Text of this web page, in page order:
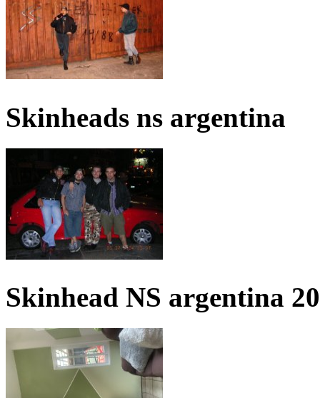
Skinheads ns argentina
Skinhead NS argentina